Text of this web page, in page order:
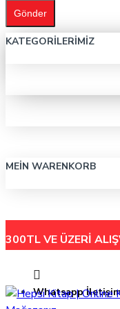
Gönder
KATEGORILERIMIZ
MEIN WARENKORB
300TL VE ÜZERİ
Whatsapp